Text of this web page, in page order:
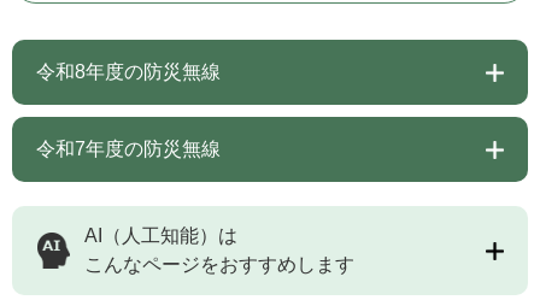
令和8年度の防災無線
令和7年度の防災無線
AI（人工知能）は
こんなページをおすすめします